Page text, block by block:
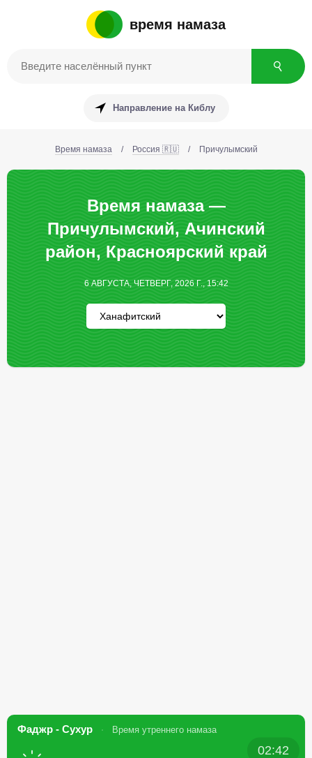
время намаза
Направление на Киблу
Время намаза / Россия 🇷🇺 / Причулымский
Время намаза —
Причулымский, Ачинский
район, Красноярский край
6 АВГУСТА, ЧЕТВЕРГ, 2026 Г., 15:42
Фаджр - Сухур Время утреннего намаза
02:42